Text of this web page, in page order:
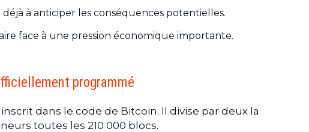
à anticiper les conséquences potentielles.
face à une pression économique importante.
programmé
dans le code de Bitcoin. Il divise par deux la
toutes les 210 000 blocs.